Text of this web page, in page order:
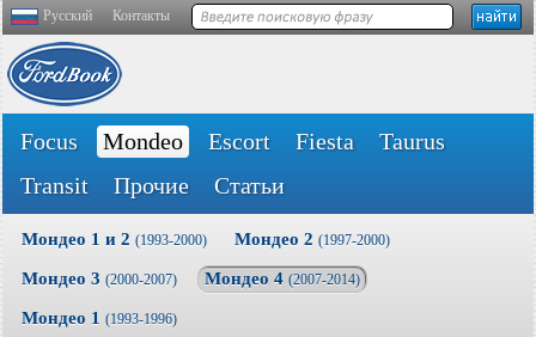
Русский Контакты
Focus Mondeo Escort Fiesta
Taurus
Transit
Прочие Статьи
Мондео 1 и 2 (1993-2000) Мондео 2 (1997-2000)
Мондео 3 (2000-2007) Мондео 4 (2007-2014)
Мондео 1 (1993-1996)